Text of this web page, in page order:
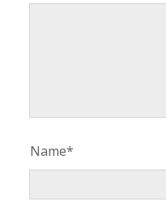
Name*